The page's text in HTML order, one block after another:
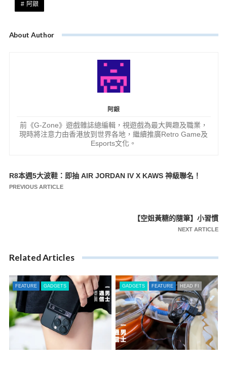
阿銀
About Author
阿銀
前《G-Zone》遊戲雜誌總編輯，視遊戲為最大興趣及職業，
現時將注意力由香港放到世界各地，繼續推廣Retro Game及
Esports文化。
文
R8本週5大波鞋：即抽 AIR JORDAN IV X KAWS 神級聯名！
PREVIOUS ARTICLE
【空姐黃糖的隨筆】小習慣
NEXT ARTICLE
Related Articles
FEATURE GADGETS GADGETS FEATURE HEAD FI